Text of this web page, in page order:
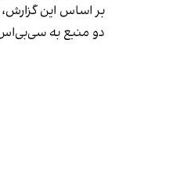
بر اساس این
دو منبع به